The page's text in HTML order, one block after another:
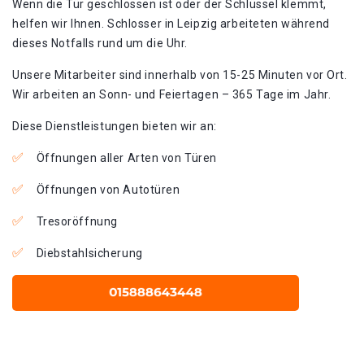
Wenn die Tür geschlossen ist oder der Schlüssel klemmt,
helfen wir Ihnen. Schlosser in Leipzig arbeiteten während
dieses Notfalls rund um die Uhr.
Unsere Mitarbeiter sind innerhalb von 15-25 Minuten vor Ort.
Wir arbeiten an Sonn- und Feiertagen – 365 Tage im Jahr.
Diese Dienstleistungen bieten wir an:
Öffnungen aller Arten von Türen
Öffnungen von Autotüren
Tresoröffnung
Diebstahlsicherung